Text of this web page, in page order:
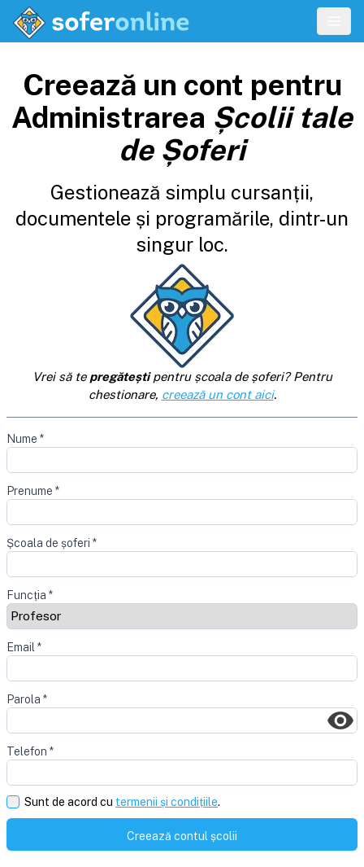
Creează un cont pentru
Administrarea Școlii tale
de Șoferi
Gestionează simplu cursanții,
documentele și programările, dintr-un
singur loc.
Vrei să te pregăteștipentru școala de șoferi? Pentru
chestionare, creează un cont aici.
Nume *
Prenume *
Școala de șoferi *
Funcția *
Email *
Parola *
Telefon *
Sunt de acord cu termenii și condițiile.
Creează contul școlii